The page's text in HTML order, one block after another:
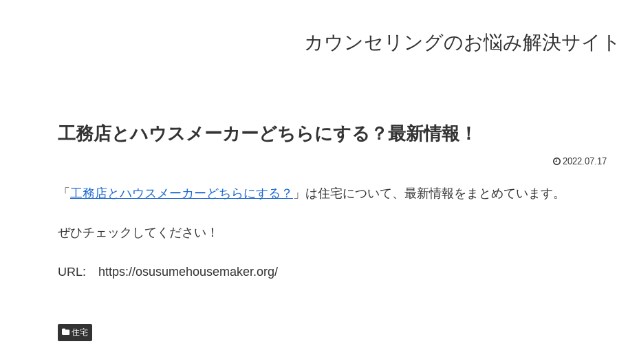
カウンセリングのお悩み解決サイト
工務店とハウスメーカーどちらにする？最新情報！
2022.07.17
「 工務店とハウスメーカーどちらにする？ 」は住宅について、最新情報をまとめています。
ぜひチェックしてください！
URL: https://osusumehousemaker.org/
住宅